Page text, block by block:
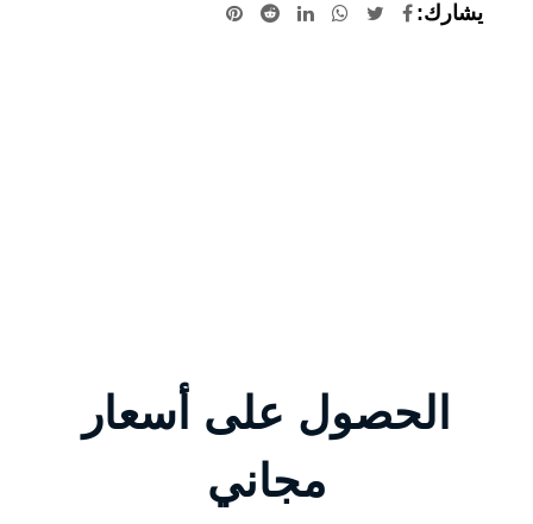
يشارك:
الحصول على أسعار
مجاني